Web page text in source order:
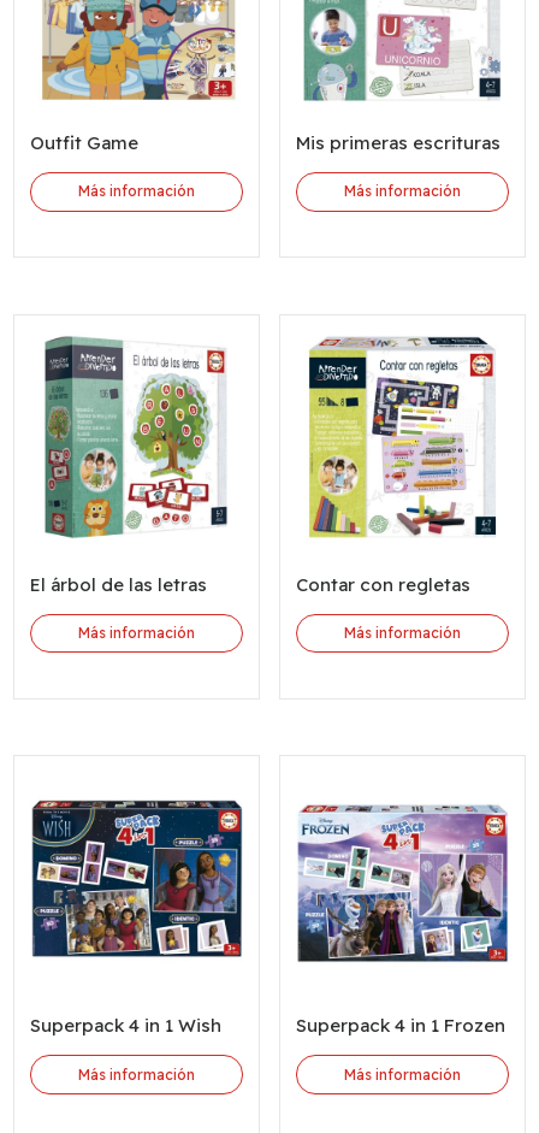
Outfit Game
Más información
Mis primeras escrituras
Más información
El árbol de las letras
Más información
Contar con regletas
Más información
Superpack 4 in 1 Wish
Más información
Superpack 4 in 1 Frozen
Más información